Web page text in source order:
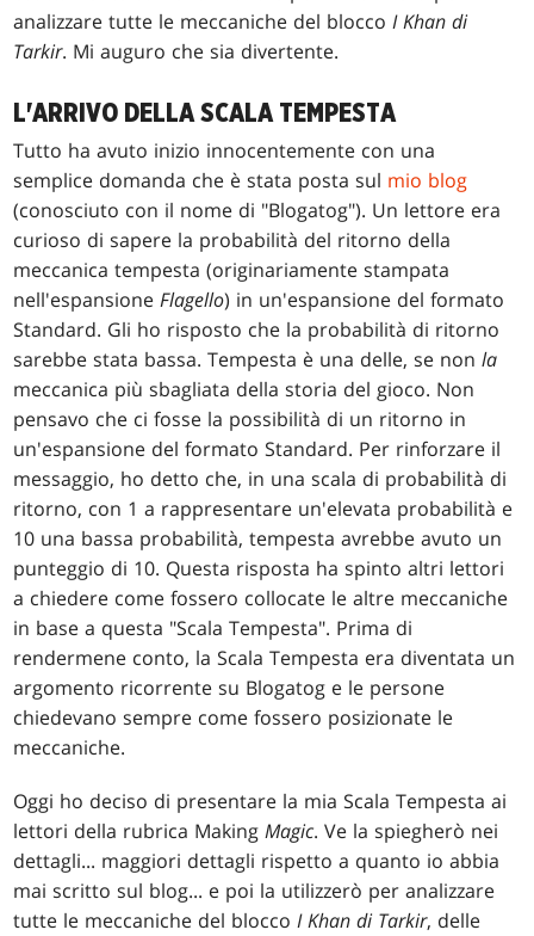
analizzare tutte le meccaniche del bloccoI Khan di
Tarkir. Mi auguro che sia divertente.
L'ARRIVO DELLA SCALA TEMPESTA
Tutto ha avuto inizio innocentemente con una
semplice domanda che è stata posta sul mio blog
(conosciuto con il nome di "Blogatog"). Un lettore era
curioso di sapere la probabilità del ritorno della
meccanica tempesta (originariamente stampata
nell'espansioneFlagello) in un'espansione del formato
Standard. Gli ho risposto che la probabilità di ritorno
sarebbe stata bassa. Tempesta è una delle, se nonla
meccanica più sbagliata della storia del gioco. Non
pensavo che ci fosse la possibilità di un ritorno in
un'espansione del formato Standard. Per rinforzare il
messaggio, ho detto che, in una scala di probabilità di
ritorno, con 1 a rappresentare un'elevata probabilità e
10 una bassa probabilità, tempesta avrebbe avuto un
punteggio di 10. Questa risposta ha spinto altri lettori
a chiedere come fossero collocate le altre meccaniche
in base a questa "Scala Tempesta". Prima di
rendermene conto, la Scala Tempesta era diventata un
argomento ricorrente su Blogatog e le persone
chiedevano sempre come fossero posizionate le
meccaniche.
Oggi ho deciso di presentare la mia Scala Tempesta ai
lettori della rubrica MakingMagic. Ve la spiegherò nei
dettagli... maggiori dettagli rispetto a quanto io abbia
mai scritto sul blog... e poi la utilizzerò per analizzare
tutte le meccaniche del bloccoI Khan di Tarkir, delle